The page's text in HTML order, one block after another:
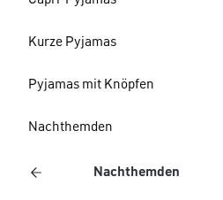
Kurze Pyjamas
Pyjamas mit Knöpfen
Nachthemden
Nachthemden